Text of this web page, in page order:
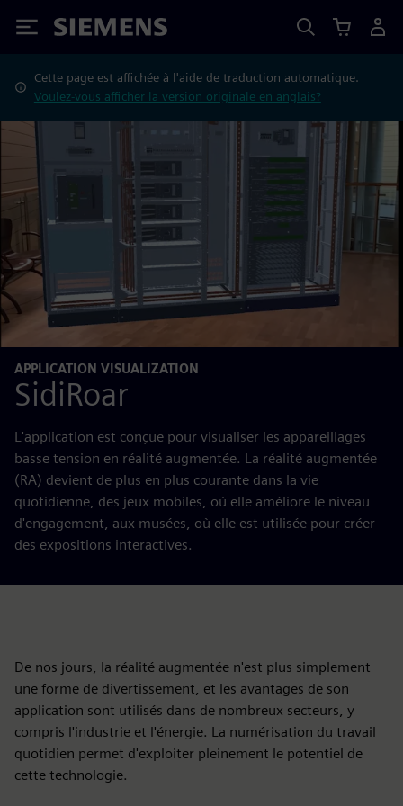
Siemens
Cette page est affichée à l'aide de traduction automatique.
Voulez-vous afficher la version originale en anglais?
APPLICATION VISUALIZATION
SidiRoar
L'application est conçue pour visualiser les appareillages
basse tension en réalité augmentée. La réalité augmentée
(RA) devient de plus en plus courante dans la vie
quotidienne, des jeux mobiles, où elle améliore le niveau
d'engagement, aux musées, où elle est utilisée pour créer
des expositions interactives.
De nos jours, la réalité augmentée n'est plus simplement
une forme de divertissement, et les avantages de son
application sont utilisés dans de nombreux secteurs, y
compris l'industrie et l'énergie. La numérisation du travail
quotidien permet d'exploiter pleinement le potentiel de
cette technologie.